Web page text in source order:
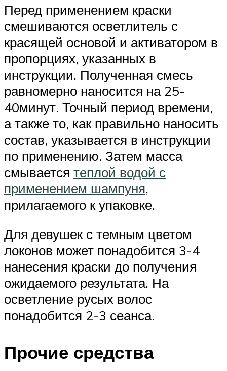
Перед применением краски
смешиваются осветлитель с
красящей основой и активатором в
пропорциях, указанных в
инструкции. Полученная смесь
равномерно наносится на 25-
40минут. Точный период времени,
а также то, как правильно наносить
состав, указывается в инструкции
по применению. Затем масса
смывается теплой водой с
применением шампуня,
прилагаемого к упаковке.
Для девушек с темным цветом
локонов может понадобится 3-4
нанесения краски до получения
ожидаемого результата. На
осветление русых волос
понадобится 2-3 сеанса.
Прочие средства